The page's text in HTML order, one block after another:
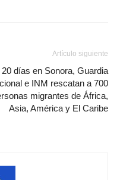
Artículo siguiente
20 días en Sonora, Guardia
e INM rescatan a 700
migrantes de África,
Asia, América y El Caribe